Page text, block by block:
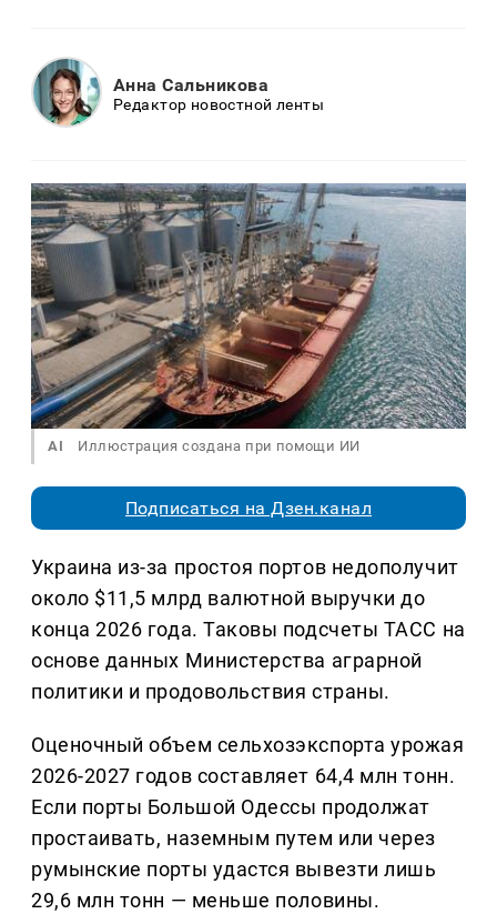
Анна Сальникова
Редактор новостной ленты
AI Иллюстрация создана при помощи ИИ
Подписаться на Дзен.канал
Украина из-за простоя портов недополучит
около $11,5 млрд валютной выручки до
конца 2026 года. Таковы подсчеты ТАСС на
основе данных Министерства аграрной
политики и продовольствия страны.
Оценочный объем сельхозэкспорта урожая
2026-2027 годов составляет 64,4 млн тонн.
Если порты Большой Одессы продолжат
простаивать, наземным путем или через
румынские порты удастся вывезти лишь
29,6 млн тонн — меньше половины.